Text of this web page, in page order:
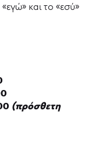
και το «εσύ»
(πρόσθετη